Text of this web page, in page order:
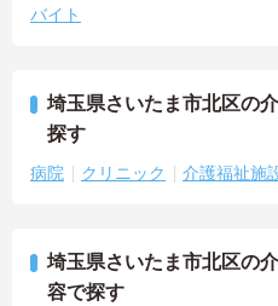
バイト
埼玉県さいたま市北区の
探す
病院 クリニック 介護福祉施
埼玉県さいたま市北区の
容で探す